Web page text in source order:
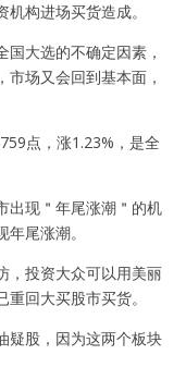
构进场买货造成。
国大选的不确定因素，
场又会回到基本面，
点，涨1.23%，是全
出现＂年尾涨潮＂的机
尾涨潮。
，投资大众可以用美丽
回大买股市买货。
疑股，因为这两个板块